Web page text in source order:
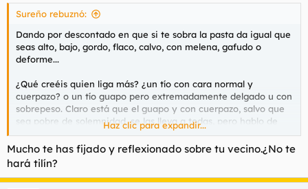
s
Sureño rebuznó:
Dando por descontado en que si te sobra la pasta da igual que
seas alto, bajo, gordo, flaco, calvo, con melena, gafudo o
deforme...
¿Qué creéis quien liga más? ¿un tío con cara normal y
cuerpazo? o un tío guapo pero extremadamente delgado u con
sobrepeso. Claro está que el guapo y con cuerpazo, salvo que
sea pobre de solemnidad, se las lleva a todas, pero hablo de
supuestos equilibrios.
Mi opinión es que hasta no hace mucho, ser guapo de cara
marcaba la diferencia, pero ahora, con el auge de las redes
sociales, el postureo y las fotos enseñando chicha, en donde lo
Haz clic para expandir...
Mucho te has fijado y reflexionado sobre tu vecino.¿No te
hará tilín?